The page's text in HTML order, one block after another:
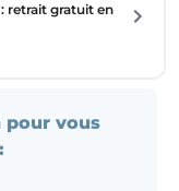
retrait gratuit en
pour vous